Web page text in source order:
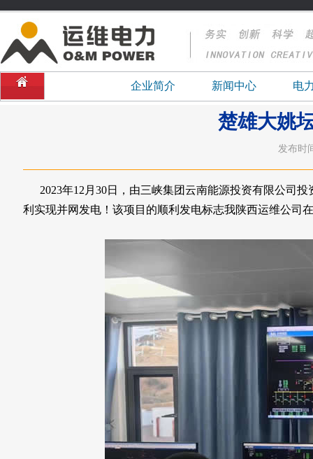
企业简介 新闻中心 电
楚雄大姚
发布时
2023年12月30日，由三峡集团云南能源投资有限公司
利实现并网发电！该项目的顺利发电标志我陕西运维公司